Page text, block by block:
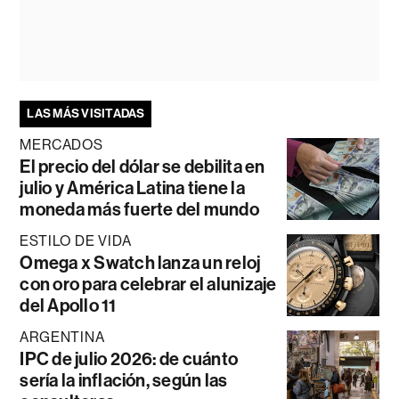
LAS MÁS VISITADAS
MERCADOS
El precio del dólar se debilita en
julio y América Latina tiene la
moneda más fuerte del mundo
ESTILO DE VIDA
Omega x Swatch lanza un reloj
con oro para celebrar el alunizaje
del Apollo 11
ARGENTINA
IPC de julio 2026: de cuánto
sería la inflación, según las